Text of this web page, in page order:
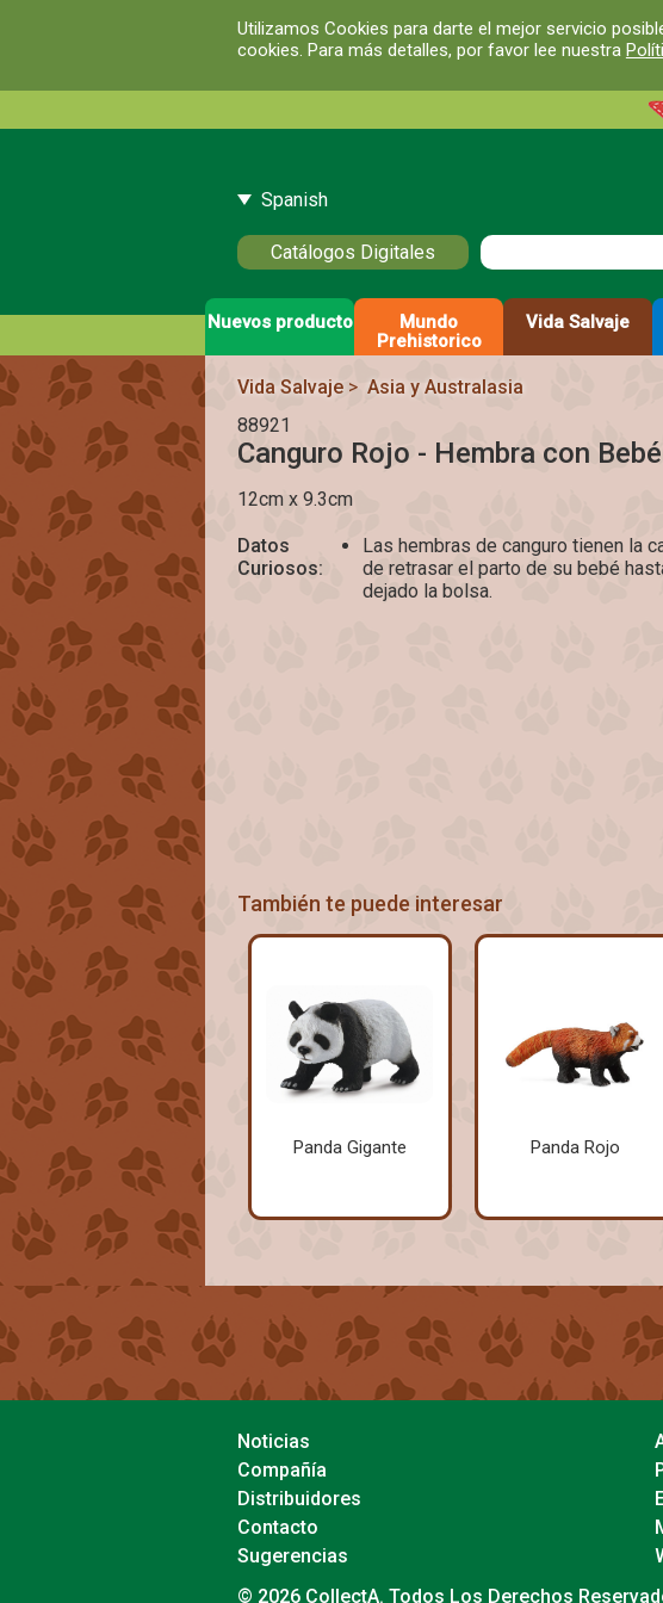
Utilizamos Cookies para darte el mejor servicio
cookies. Para más detalles, por favor lee nuestra
Spanish
Catálogos Digitales
Nuevos producto
Mundo
Prehistorico
Vida Salvaje
Vida Salvaje> Asia y Australasia
88921
Canguro Rojo - Hembra con
12cm x 9.3cm
Datos
Curiosos:
Las hembras de canguro tienen la
de retrasar el parto de su bebé
dejado la bolsa.
También te puede interesar
Panda Gigante Panda Rojo
Noticias
Compañía
Distribuidores
Contacto
Sugerencias
© 2026 CollectA. Todos Los Derechos